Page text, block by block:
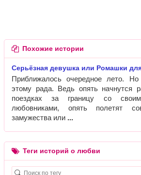
Похожие истории
Серьёзная девушка или Ромашки
Приближалось очередное лето.
этому рада. Ведь опять начнутся
поездках за границу со
любовниками, опять полетят
замужества или
Теги историй о любви